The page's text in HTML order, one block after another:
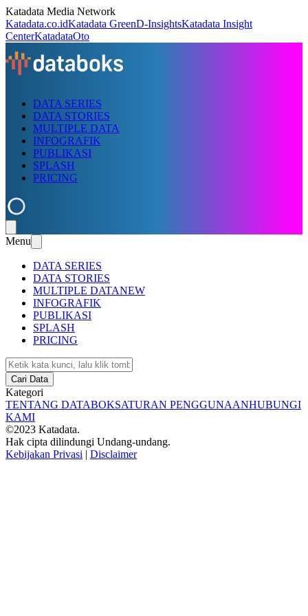
Katadata Media Network
Katadata.co.idKatadata GreenD-InsightsKatadata Insight
CenterKatadataOto
DATA SERIES
DATA STORIES
MULTIPLE DATA
INFOGRAFIK
PUBLIKASI
SPLASH
PRICING
Menu
DATA SERIES
DATA STORIES
MULTIPLE DATANEW
INFOGRAFIK
PUBLIKASI
SPLASH
PRICING
Cari Data
Kategori
TENTANG DATABOKSATURAN PENGGUNAANHUBUNGI
KAMI
©2023 Katadata.
Hak cipta dilindungi Undang-undang.
Kebijakan Privasi | Disclaimer